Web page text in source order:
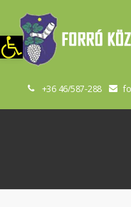
Eszköztár megnyitása
+36 46/587-288